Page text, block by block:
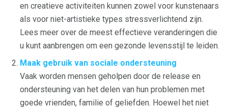
en creatieve activiteiten kunnen zowel voor kunstenaars
als voor niet-artistieke types stressverlichtend zijn.
Lees meer over de meest effectieve veranderingen die
u kunt aanbrengen om een ​​gezonde levensstijl te leiden.
Maak gebruik van sociale ondersteuning
Vaak worden mensen geholpen door de release en
ondersteuning van het delen van hun problemen met
goede vrienden, familie of geliefden. Hoewel het niet